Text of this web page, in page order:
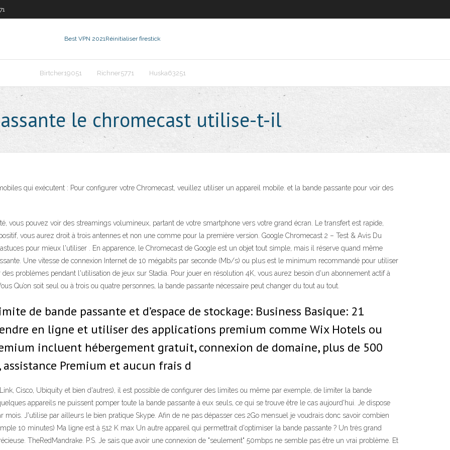
Best VPN 2021Réinitialiser firestick
Birtcher19051 Richner5771 Huska63251
le chromecast utilise-t-il
qui exécutent : Pour configurer votre Chromecast, veuillez utiliser un appareil mobile. et la bande passante pour voir des
vous pouvez voir des streamings volumineux, partant de votre smartphone vers votre grand écran. Le transfert est rapide,
vous aurez droit à trois antennes et non une comme pour la première version. Google Chromecast 2 – Test & Avis Du
pour mieux l'utiliser . En apparence, le Chromecast de Google est un objet tout simple, mais il réserve quand même
Une vitesse de connexion Internet de 10 mégabits par seconde (Mb/s) ou plus est le minimum recommandé pour utiliser
problèmes pendant l'utilisation de jeux sur Stadia. Pour jouer en résolution 4K, vous aurez besoin d'un abonnement actif à
Qu’on soit seul ou à trois ou quatre personnes, la bande passante nécessaire peut changer du tout au tout.
de bande passante et d’espace de stockage: Business Basique: 21
en ligne et utiliser des applications premium comme Wix Hotels ou
incluent hébergement gratuit, connexion de domaine, plus de 500
Premium et aucun frais d
Cisco, Ubiquity et bien d'autres), il est possible de configurer des limites ou même par exemple, de limiter la bande
appareils ne puissent pomper toute la bande passante à eux seuls, ce qui se trouve être le cas aujourd'hui. Je dispose
J'utilise par ailleurs le bien pratique Skype. Afin de ne pas dépasser ces 2Go mensuel je voudrais donc savoir combien
10 minutes) Ma ligne est à 512 K max Un autre appareil qui permettrait d'optimiser la bande passante ? Un très grand
TheRedMandrake. P.S. Je sais que avoir une connexion de "seulement" 50mbps ne semble pas être un vrai problème. Et